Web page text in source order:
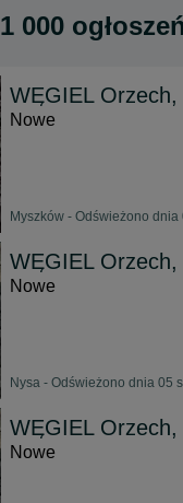
1 000 ogłoszeń
WĘGIEL Orzech,
Nowe
Myszków - Odświeżono
WĘGIEL Orzech,
Nowe
Nysa - Odświeżono dnia 05
WĘGIEL Orzech,
Nowe